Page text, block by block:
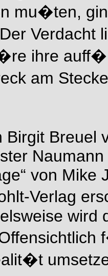
mu�ten,
ihre
am
Birgit Breuel
von
Verlag
wird